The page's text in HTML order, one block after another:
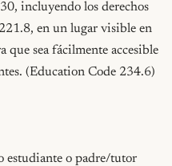
incluyendo los derechos
en un lugar visible en
que sea fácilmente accesible
(Education Code 234.6)
estudiante o padre/tutor